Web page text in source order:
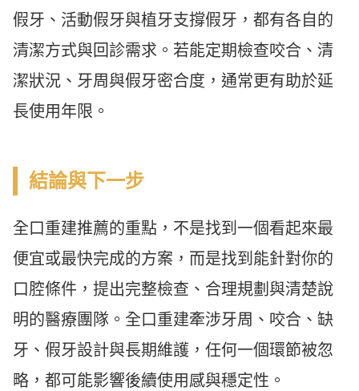
假牙、活動假牙與植牙支撐假牙，都有各自的
清潔方式與回診需求。若能定期檢查咬合、清
潔狀況、牙周與假牙密合度，通常更有助於延
長使用年限。
結論與下一步
全口重建推薦的重點，不是找到一個看起來最
便宜或最快完成的方案，而是找到能針對你的
口腔條件，提出完整檢查、合理規劃與清楚說
明的醫療團隊。全口重建牽涉牙周、咬合、缺
牙、假牙設計與長期維護，任何一個環節被忽
略，都可能影響後續使用感與穩定性。